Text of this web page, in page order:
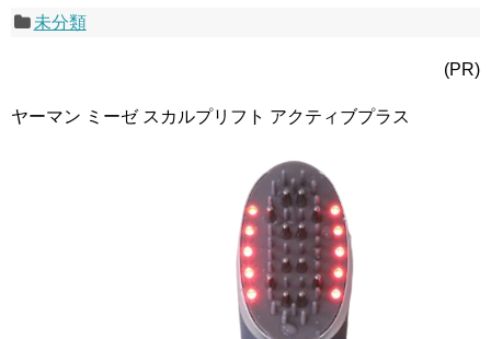
未分類
(PR)
ヤーマン ミーゼ スカルプリフト アクティブプラス